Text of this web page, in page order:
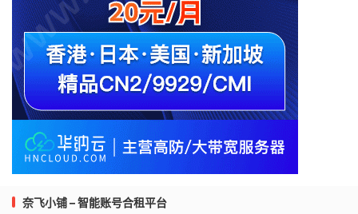
奈飞小铺 – 智能账号合租平台